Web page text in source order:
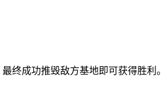
终成功推毁敌方基地即可获得胜利。